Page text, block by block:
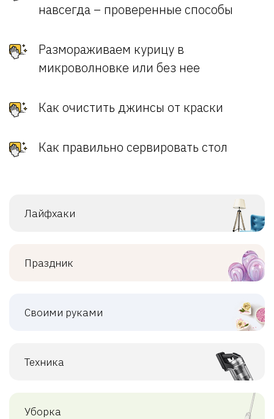
навсегда – проверенные способы
Размораживаем курицу в
микроволновке или без нее
Как очистить джинсы от краски
Как правильно сервировать стол
Лайфхаки
Праздник
Своими руками
Техника
Уборка